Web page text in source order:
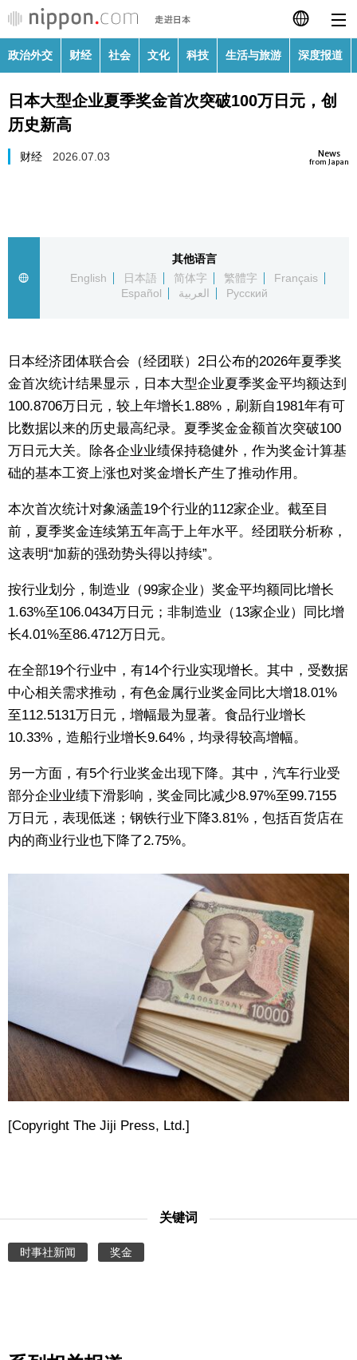
日本語
English
政治外交
生活与旅游
深度报道
视觉日本
新闻
话题
日本信息库
人物访谈
东京
编辑部通知
SNS
政治外交 财经 社会 文化 科技 生活与旅游 深度报道
日本大型企业夏季奖金首次突破100万日元，创
历史新高
News
from Japan
财经 2026.07.03
其他语言
English
日本語 简体字 繁體字
Français
Español
العربية Русский
日本经济团体联合会（经团联）2日公布的2026年夏季奖
金首次统计结果显示，日本大型企业夏季奖金平均额达到
100.8706万日元，较上年增长1.88%，刷新自1981年有可
比数据以来的历史最高纪录。夏季奖金金额首次突破100
万日元大关。除各企业业绩保持稳健外，作为奖金计算基
础的基本工资上涨也对奖金增长产生了推动作用。
本次首次统计对象涵盖19个行业的112家企业。截至目
前，夏季奖金连续第五年高于上年水平。经团联分析称，
这表明“加薪的强劲势头得以持续”。
按行业划分，制造业（99家企业）奖金平均额同比增长
1.63%至106.0434万日元；非制造业（13家企业）同比增
长4.01%至86.4712万日元。
在全部19个行业中，有14个行业实现增长。其中，受数据
中心相关需求推动，有色金属行业奖金同比大增18.01%
至112.5131万日元，增幅最为显著。食品行业增长
10.33%，造船行业增长9.64%，均录得较高增幅。
另一方面，有5个行业奖金出现下降。其中，汽车行业受
部分企业业绩下滑影响，奖金同比减少8.97%至99.7155
万日元，表现低迷；钢铁行业下降3.81%，包括百货店在
内的商业行业也下降了2.75%。
[Copyright The Jiji Press, Ltd.]
关键词
时事社新闻 奖金